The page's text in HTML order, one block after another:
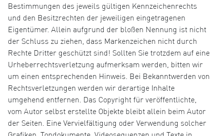
Bestimmungen des jeweils gültigen Kennzeichenrechts
und den Besitzrechten der jeweiligen eingetragenen
Eigentümer. Allein aufgrund der bloßen Nennung ist nicht
der Schluss zu ziehen, dass Markenzeichen nicht durch
Rechte Dritter geschützt sind! Sollten Sie trotzdem auf eine
Urheberrechtsverletzung aufmerksam werden, bitten wir
um einen entsprechenden Hinweis. Bei Bekanntwerden von
Rechtsverletzungen werden wir derartige Inhalte
umgehend entfernen. Das Copyright für veröffentlichte,
vom Autor selbst erstellte Objekte bleibt allein beim Autor
der Seiten. Eine Vervielfältigung oder Verwendung solcher